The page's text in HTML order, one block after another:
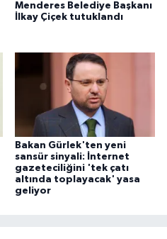
Menderes Belediye Başkanı
İlkay Çiçek tutuklandı
Bakan Gürlek'ten yeni
sansür sinyali: İnternet
gazeteciliğini 'tek çatı
altında toplayacak' yasa
geliyor